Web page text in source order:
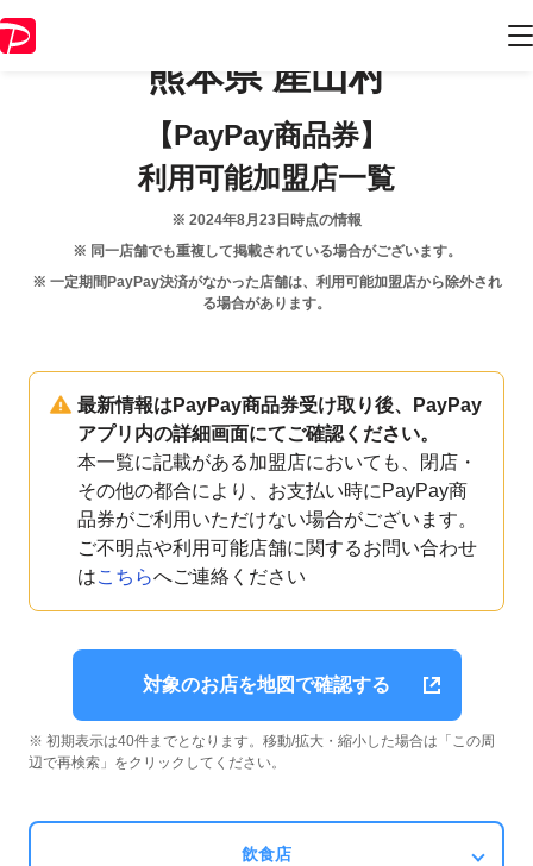
熊本県 産山村
【PayPay商品券】
利用可能加盟店一覧
※ 2024年8月23日 時点の情報
※ 同一店舗でも重複して掲載されている場合がございます。
※ 一定期間PayPay決済がなかった店舗は、利用可能加盟店から除外され
る場合があります。
最新情報はPayPay商品券受け取り後、PayPay
アプリ内の詳細画面にてご確認ください。
本一覧に記載がある加盟店においても、閉店・
その他の都合により、お支払い時にPayPay商
品券がご利用いただけない場合がございます。
ご不明点や利用可能店舗に関するお問い合わせ
はこちらへご連絡ください
対象のお店を地図で確認する
※ 初期表示は40件までとなります。移動/拡大・縮小した場合は「この周
辺で再検索」をクリックしてください。
飲食店